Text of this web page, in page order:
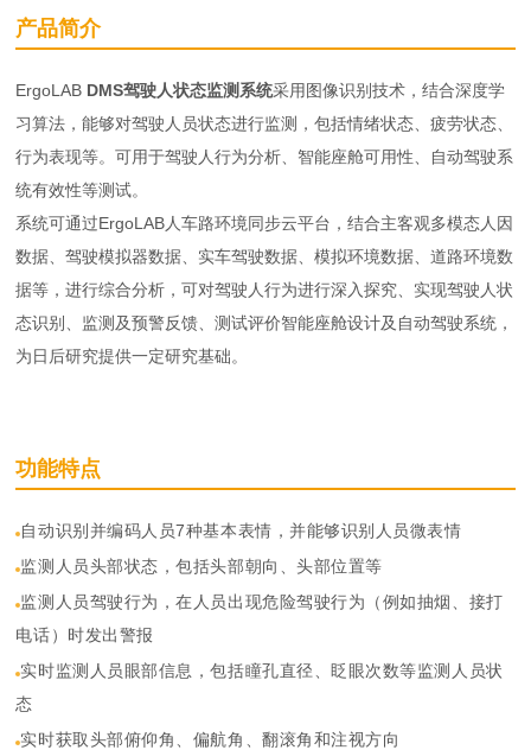
产品简介
ErgoLAB DMS驾驶人状态监测系统采用图像识别技术，结合深度学
习算法，能够对驾驶人员状态进行监测，包括情绪状态、疲劳状态、
行为表现等。可用于驾驶人行为分析、智能座舱可用性、自动驾驶系
统有效性等测试。
系统可通过ErgoLAB人车路环境同步云平台，结合主客观多模态人因
数据、驾驶模拟器数据、实车驾驶数据、模拟环境数据、道路环境数
据等，进行综合分析，可对驾驶人行为进行深入探究、实现驾驶人状
态识别、监测及预警反馈、测试评价智能座舱设计及自动驾驶系统，
为日后研究提供一定研究基础。
功能特点
自动识别并编码人员7种基本表情，并能够识别人员微表情
监测人员头部状态，包括头部朝向、头部位置等
监测人员驾驶行为，在人员出现危险驾驶行为（例如抽烟、接打
电话）时发出警报
实时监测人员眼部信息，包括瞳孔直径、眨眼次数等监测人员状
态
实时获取头部俯仰角、偏航角、翻滚角和注视方向